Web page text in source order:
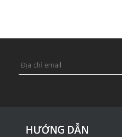
HƯỚNG DẪN